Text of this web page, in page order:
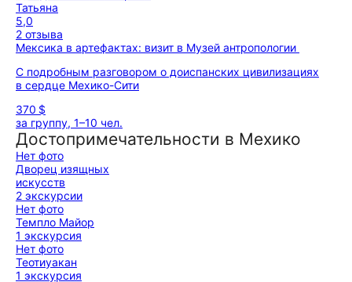
Татьяна
5,0
2 отзыва
Мексика в артефактах: визит в Музей антропологии
С подробным разговором о доиспанских цивилизациях
в сердце Мехико-Сити
370 $
за группу, 1–10 чел.
Достопримечательности в Мехико
Нет фото
Дворец изящных
искусств
2 экскурсии
Нет фото
Темпло Майор
1 экскурсия
Нет фото
Теотиуакан
1 экскурсия